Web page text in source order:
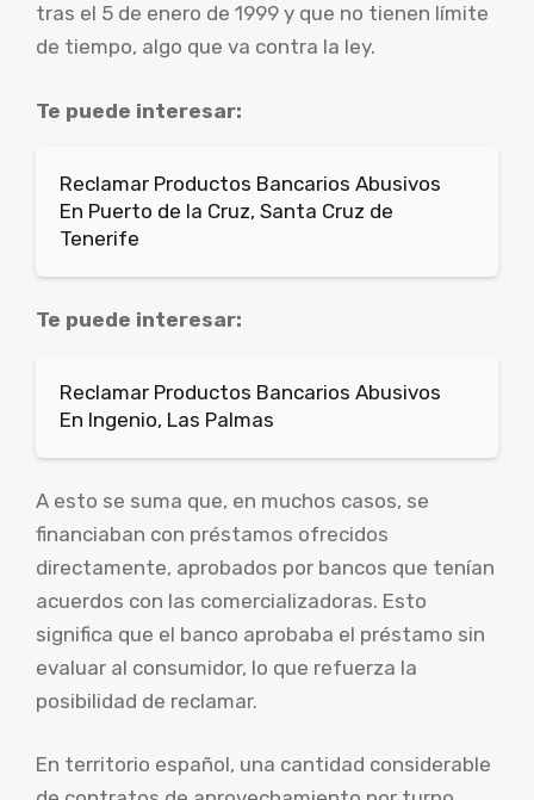
tras el 5 de enero de 1999 y que no tienen límite
de tiempo, algo que va contra la ley.
Te puede interesar:
Reclamar Productos Bancarios Abusivos
En Puerto de la Cruz, Santa Cruz de
Tenerife
Te puede interesar:
Reclamar Productos Bancarios Abusivos
En Ingenio, Las Palmas
A esto se suma que, en muchos casos, se
financiaban con préstamos ofrecidos
directamente, aprobados por bancos que tenían
acuerdos con las comercializadoras. Esto
significa que el banco aprobaba el préstamo sin
evaluar al consumidor, lo que refuerza la
posibilidad de reclamar.
En territorio español, una cantidad considerable